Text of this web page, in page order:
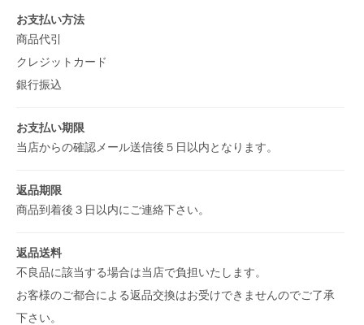
お支払い方法
商品代引
クレジットカード
銀行振込
お支払い期限
当店からの確認メール送信後５日以内となります。
返品期限
商品到着後３日以内にご連絡下さい。
返品送料
不良品に該当する場合は当店で負担いたします。
お客様のご都合による返品交換はお受けできませんのでご了承
下さい。